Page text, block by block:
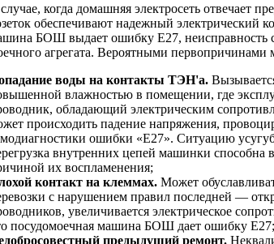
когда домашняя электросеть отвечает
обеспечивают надежный электрический
БОШ выдает ошибку E27, неисправность
агрегата. Вероятными первопричинами
воды на контакты ТЭН'а.
влажностью в помещении, где
обладающий электрическим
происходить падение напряжения,
ошибки «E27». Ситуацию
внутренних цепей машинки способна
их воспламенения;
контакт на клеммах. Может
с нарушением правил последней —
увеличивается электрическое
посудомоечная машина БОШ дает ошибку Е27;
предыдущий ремонт.